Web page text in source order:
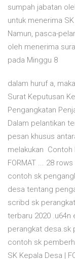
sumpah jabatan
untuk menerima
Namun, pasca-
oleh menerima
pada Minggu 8
dalam huruf a,
Surat Keputusan
Pengangkatan
Dalam pelantikan
pesan khusus
melakukan Contoh
FORMAT ... 28
contoh sk
desa tentang
scribd sk
terbaru 2020 .u64n
perangkat desa.sk
contoh sk
SK Kepala Desa |